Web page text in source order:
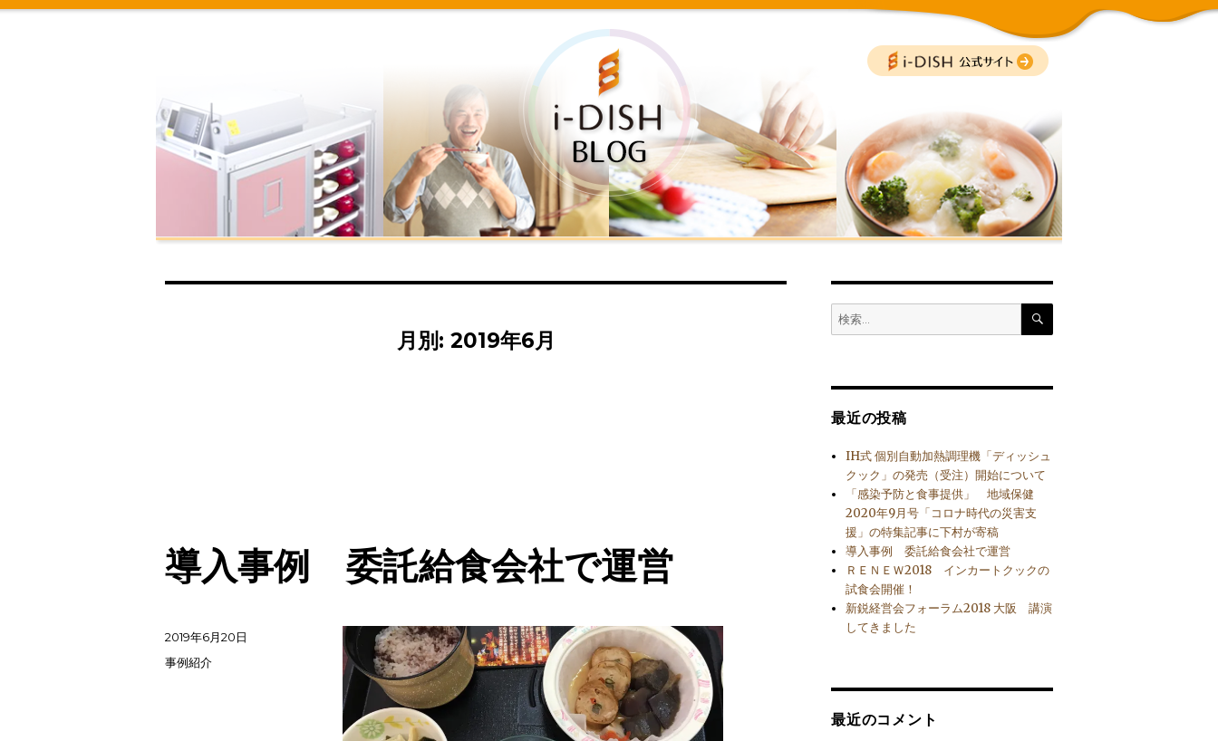
i-DISH BLOG
月別: 2019年6月
導入事例 委託給食会社で運営
投
稿
2019年6月20日
カ
事例紹介
検
索:
検
最近の投稿
IH式 個別自動加熱調理機「ディッシュ
クック」の発売（受注）開始について
「感染予防と食事提供」 地域保健
2020年9月号「コロナ時代の災害支
援」の特集記事に下村が寄稿
導入事例 委託給食会社で運営
ＲＥＮＥＷ2018 インカートクックの
試食会開催！
新鋭経営会フォーラム2018 大阪 講演
してきました
最近のコメント